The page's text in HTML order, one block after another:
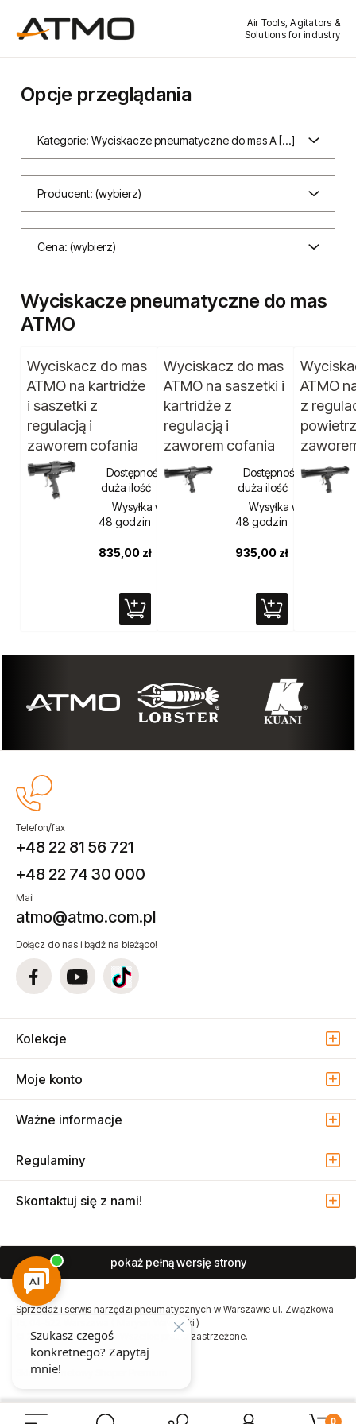
Air Tools, Agitators &
Solutions for industry
Opcje przeglądania
Kategorie: Wyciskacze pneumatyczne do mas A [...]
Producent: (wybierz)
Cena: (wybierz)
Wyciskacze pneumatyczne do mas
ATMO
Wyciskacz do mas
ATMO na kartridże
i saszetki z
regulacją i
zaworem cofania
Dostępność:
duża ilość
Wysyłka w:
48 godzin
835,00 zł
Wyciskacz do mas
ATMO na saszetki i
kartridże z
regulacją i
zaworem cofania
Dostępność:
duża ilość
Wysyłka w:
48 godzin
935,00 zł
ATMO
z
Telefon/fax
+48 22 81 56 721
+48 22 74 30 000
Mail
atmo@atmo.com.pl
Dołącz do nas i bądź na bieżąco!
Kolekcje
Moje konto
Ważne informacje
Regulaminy
Skontaktuj się z nami!
pokaż pełną wersję strony
Sprzedaż i serwis narzędzi pneumatycznych w Warszawie ul. Związkowa
15, 04-522 Warszawa ( Marysin Wawerski )
© 2026 Atmo Sp. z o.o. Wszelkie prawa zastrzeżone.
Sklep internetowy Shoper Premium